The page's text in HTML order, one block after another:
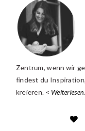
Zentrum, wenn wir
findest du
kreieren. <